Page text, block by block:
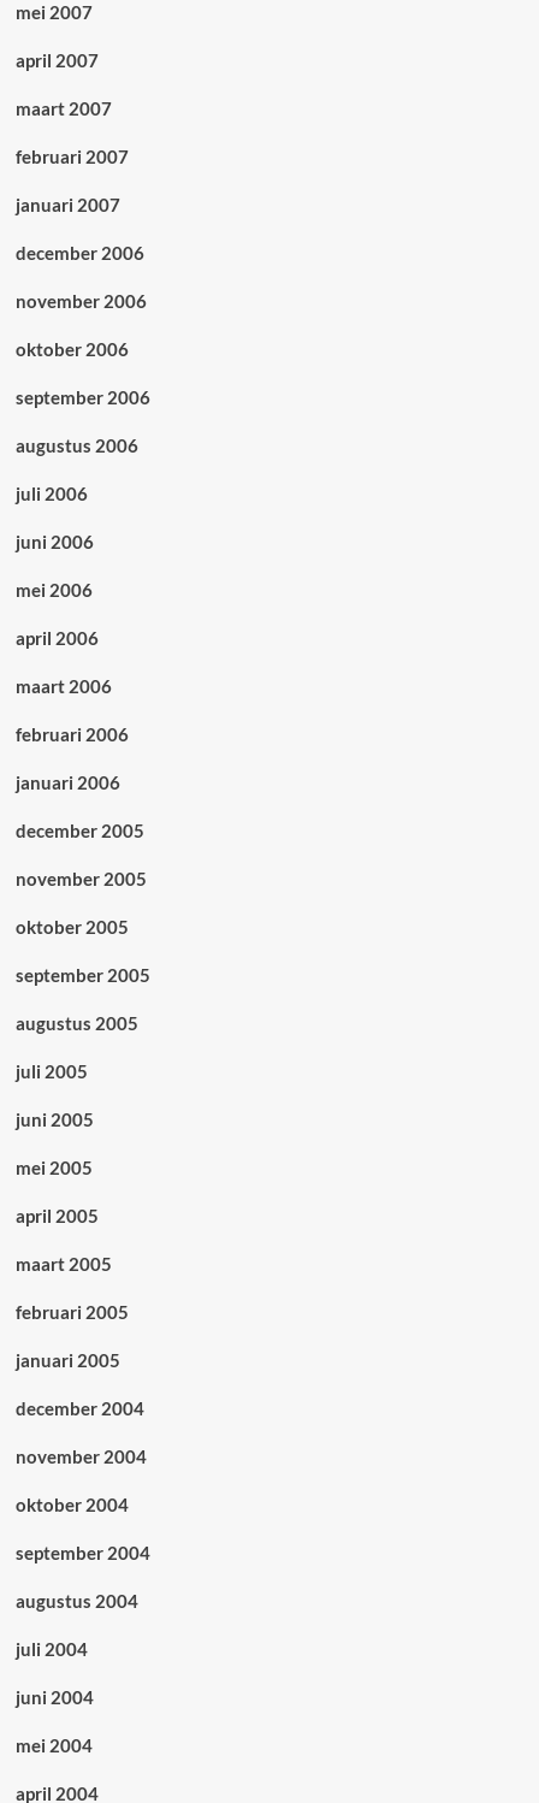
mei 2007
april 2007
maart 2007
februari 2007
januari 2007
december 2006
november 2006
oktober 2006
september 2006
augustus 2006
juli 2006
juni 2006
mei 2006
april 2006
maart 2006
februari 2006
januari 2006
december 2005
november 2005
oktober 2005
september 2005
augustus 2005
juli 2005
juni 2005
mei 2005
april 2005
maart 2005
februari 2005
januari 2005
december 2004
november 2004
oktober 2004
september 2004
augustus 2004
juli 2004
juni 2004
mei 2004
april 2004